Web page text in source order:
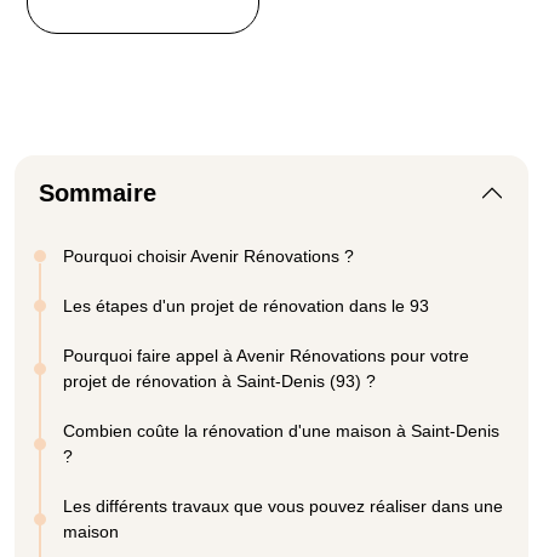
Sommaire
Pourquoi choisir Avenir Rénovations ?
Les étapes d'un projet de rénovation dans le 93
Pourquoi faire appel à Avenir Rénovations pour votre
projet de rénovation à Saint-Denis (93) ?
Combien coûte la rénovation d'une maison à Saint-Denis
?
Les différents travaux que vous pouvez réaliser dans une
maison